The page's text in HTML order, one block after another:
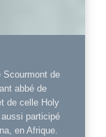
Scourmont de
abbé de
de celle Holy
participé
en Afrique.